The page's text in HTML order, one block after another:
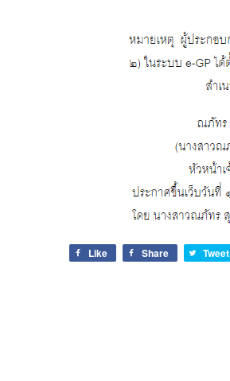
Like Share Tweet